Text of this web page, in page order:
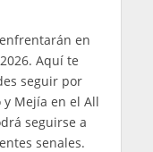
en
Aquí te
seguir por
Mejía en el All
seguirse a
senales.